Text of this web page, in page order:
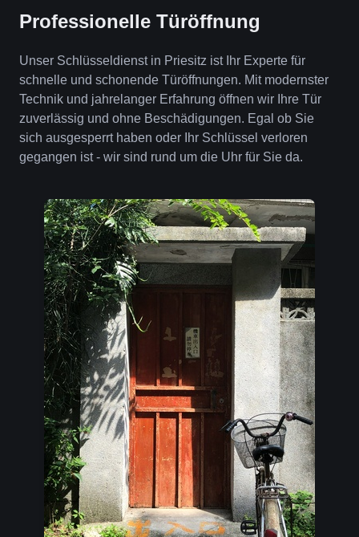
Professionelle Türöffnung
Unser Schlüsseldienst in Priesitz ist Ihr Experte für
schnelle und schonende Türöffnungen. Mit modernster
Technik und jahrelanger Erfahrung öffnen wir Ihre Tür
zuverlässig und ohne Beschädigungen. Egal ob Sie
sich ausgesperrt haben oder Ihr Schlüssel verloren
gegangen ist - wir sind rund um die Uhr für Sie da.